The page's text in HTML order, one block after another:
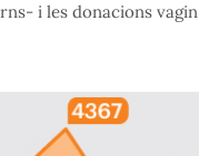
i les donacions vagin